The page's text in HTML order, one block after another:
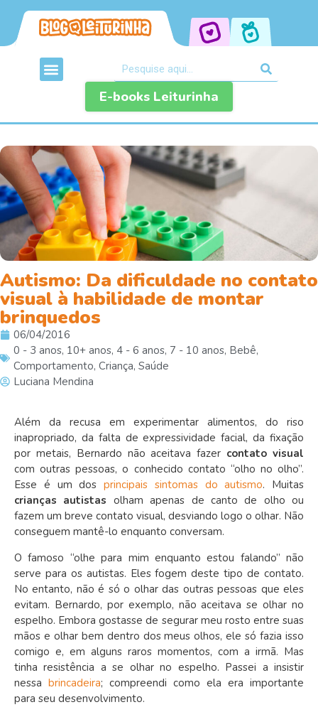
E-books Leiturinha
Autismo: Da dificuldade no contato
visual à habilidade de montar
brinquedos
06/04/2016
0 - 3 anos, 10+ anos, 4 - 6 anos, 7 - 10 anos, Bebê,
Comportamento, Criança, Saúde
Luciana Mendina
Além da recusa em experimentar alimentos, do riso
inapropriado, da falta de expressividade facial, da fixação
por metais, Bernardo não aceitava fazer contato visual
com outras pessoas, o conhecido contato “olho no olho”.
Esse é um dos principais sintomas do autismo. Muitas
crianças autistas olham apenas de canto de olho ou
fazem um breve contato visual, desviando logo o olhar. Não
conseguem mantê-lo enquanto conversam.
O famoso “olhe para mim enquanto estou falando” não
serve para os autistas. Eles fogem deste tipo de contato.
No entanto, não é só o olhar das outras pessoas que eles
evitam. Bernardo, por exemplo, não aceitava se olhar no
espelho. Embora gostasse de segurar meu rosto entre suas
mãos e olhar bem dentro dos meus olhos, ele só fazia isso
comigo e, em alguns raros momentos, com a irmã. Mas
tinha resistência a se olhar no espelho. Passei a insistir
nessa brincadeira; compreendi como ela era importante
para seu desenvolvimento.